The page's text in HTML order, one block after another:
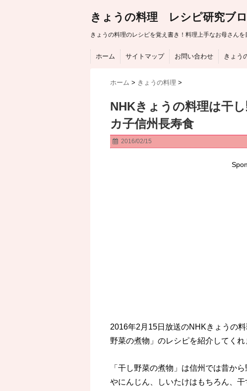
きょうの料理 レシピ研究ブ
きょうの料理のレシピを覚え書き！料理上手なお母さんを
ホーム サイトマップ お問い合わせ きょう
ホーム > きょうの料理 >
NHKきょうの料理は干
カ子信州長寿食
2016/02/15
2016年2月15日放送のNHKきょうの
野菜の煮物」のレシピを紹介してくれ
「干し野菜の煮物」は信州では昔か
やにんじん、しいたけはもちろん、